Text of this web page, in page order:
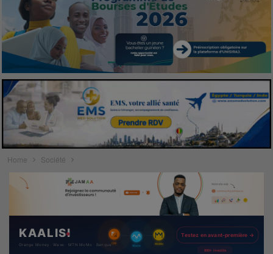
Home Société